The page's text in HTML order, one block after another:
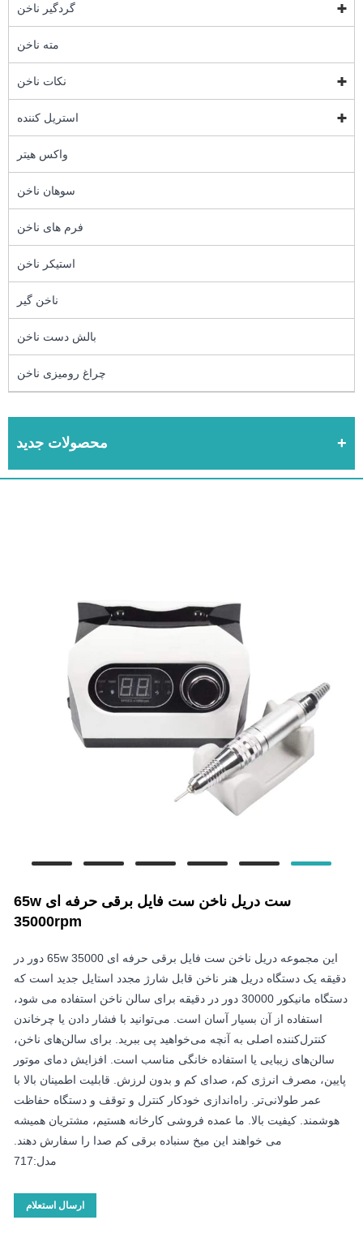
گردگیر ناخن
مته ناخن
نکات ناخن
استریل کننده
واکس هیتر
سوهان ناخن
فرم های ناخن
استیکر ناخن
ناخن گیر
بالش دست ناخن
چراغ رومیزی ناخن
محصولات جدید
ست دریل ناخن ست فایل برقی حرفه ای 65w
35000rpm
این مجموعه دریل ناخن ست فایل برقی حرفه ای 65w 35000 دور در
دقیقه یک دستگاه دریل هنر ناخن قابل شارژ مجدد استایل جدید است که
دستگاه مانیکور 30000 دور در دقیقه برای سالن ناخن استفاده می شود،
استفاده از آن بسیار آسان است. می‌توانید با فشار دادن یا چرخاندن
کنترل‌کننده اصلی به آنچه می‌خواهید پی ببرید. برای سالن‌های ناخن،
سالن‌های زیبایی یا استفاده خانگی مناسب است. افزایش دمای موتور
پایین، مصرف انرژی کم، صدای کم و بدون لرزش. قابلیت اطمینان بالا با
عمر طولانی‌تر. راه‌اندازی خودکار کنترل و توقف و دستگاه حفاظت
هوشمند. کیفیت بالا. ما عمده فروشی کارخانه هستیم، مشتریان همیشه
می خواهند این میخ سنباده برقی کم صدا را سفارش دهند.
مدل:717
ارسال استعلام